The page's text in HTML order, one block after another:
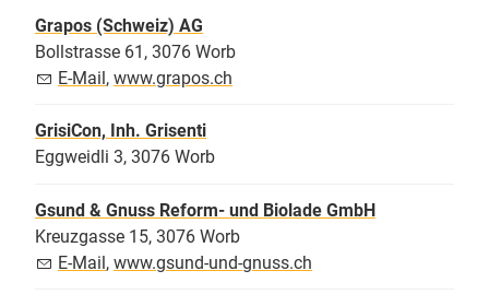
Grapos (Schweiz) AG
Bollstrasse 61, 3076 Worb
E-Mail , www.grapos.ch
GrisiCon, Inh. Grisenti
Eggweidli 3, 3076 Worb
Gsund & Gnuss Reform- und Biolade GmbH
Kreuzgasse 15, 3076 Worb
E-Mail, www.gsund-und-gnuss.ch